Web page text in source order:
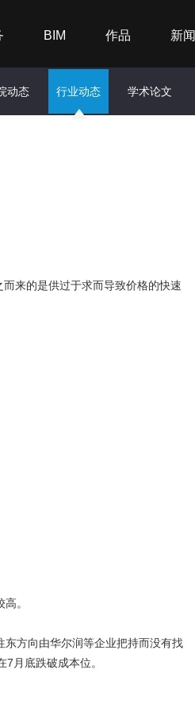
BIM 作品 新闻
动态 行业动态 学术论文
来的是供过于求而导致价格的快速
。
方向由华尔润等企业把持而没有找
月底跌破成本位。